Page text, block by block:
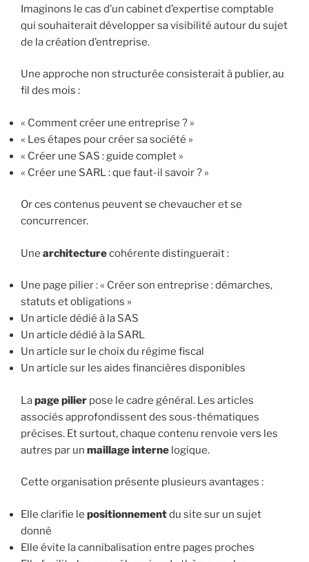
Imaginons le cas d’un cabinet d’expertise comptable
qui souhaiterait développer sa visibilité autour du sujet
de la création d’entreprise.
Une approche non structurée consisterait à publier, au
fil des mois :
« Comment créer une entreprise ? »
« Les étapes pour créer sa société »
« Créer une SAS : guide complet »
« Créer une SARL : que faut-il savoir ? »
Or ces contenus peuvent se chevaucher et se
concurrencer.
Une architecturecohérente distinguerait :
Une page pilier : « Créer son entreprise : démarches,
statuts et obligations »
Un article dédié à la SAS
Un article dédié à la SARL
Un article sur le choix du régime fiscal
Un article sur les aides financières disponibles
Lapage pilier pose le cadre général. Les articles
associés approfondissent des sous-thématiques
précises. Et surtout, chaque contenu renvoie vers les
autres par un maillage interne logique.
Cette organisation présente plusieurs avantages :
Elle clarifie le positionnementdu site sur un sujet
donné
Elle évite la cannibalisation entre pages proches